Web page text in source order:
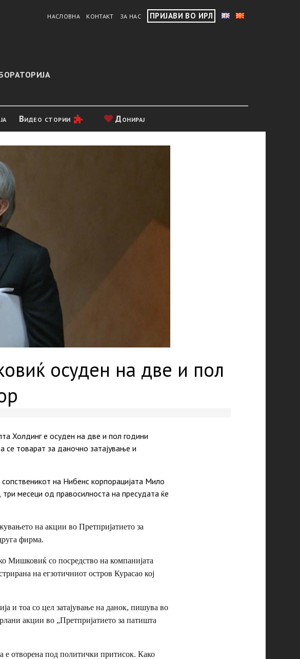
НАСЛОВНА КОНТАКТ ЗА НАС ПРИЈАВИ ВО ИРЛ
Видео стории Донирај
осуден на две и пол
Холдинг е осуден нa две и пол години
се товарат за даночно затајување и
на Нибенс корпорацијата Мило
месеци од правосилноста на пресудата ќе
на акции во Претпријатието за
фирма.
Мишковиќ со посредство на компанијата
на егзотичниот остров Курасао кој
и тоа со цел затајување на данок, пишува во
акции во „Претпријатието за патишта
е отворена под политички притисок. Како